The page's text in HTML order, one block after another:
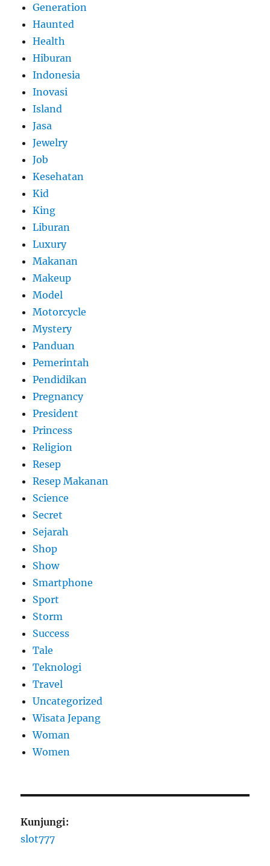
Generation
Haunted
Health
Hiburan
Indonesia
Inovasi
Island
Jasa
Jewelry
Job
Kesehatan
Kid
King
Liburan
Luxury
Makanan
Makeup
Model
Motorcycle
Mystery
Panduan
Pemerintah
Pendidikan
Pregnancy
President
Princess
Religion
Resep
Resep Makanan
Science
Secret
Sejarah
Shop
Show
Smartphone
Sport
Storm
Success
Tale
Teknologi
Travel
Uncategorized
Wisata Jepang
Woman
Women
Kunjungi:
slot777